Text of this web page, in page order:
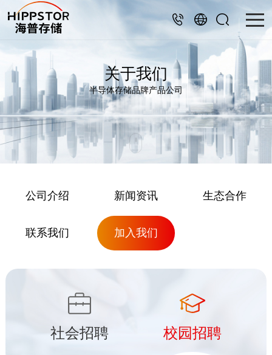
关于我们
半导体存储品牌产品公司
公司介绍 新闻资讯 生态合作
联系我们 加入我们
社会招聘 校园招聘